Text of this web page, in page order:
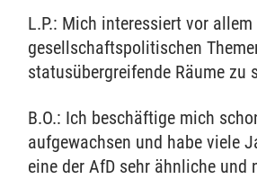
L.P.: Mich interessiert vor
gesellschaftspolitischen
statusübergreifende Räume
B.O.: Ich beschäftige mich
aufgewachsen und habe viele
eine der AfD sehr ähnliche